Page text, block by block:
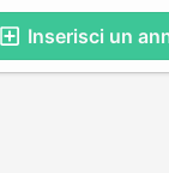
Inserisci un